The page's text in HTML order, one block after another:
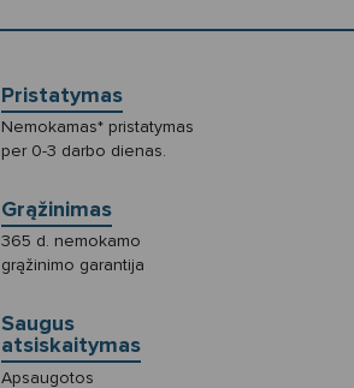
Pristatymas
Nemokamas* pristatymas
per 0-3 darbo dienas.
Grąžinimas
365 d. nemokamo
grąžinimo garantija
Saugus
atsiskaitymas
Apsaugotos